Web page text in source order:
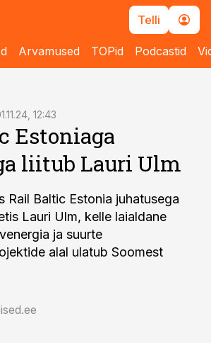
Telli
Arvamused TOPid Podcastid
12:43
Estoniaga
liitub Lauri Ulm
Rail Baltic Estonia juhatusega
Lauri Ulm, kelle laialdane
ja suurte
alal ulatub Soomest